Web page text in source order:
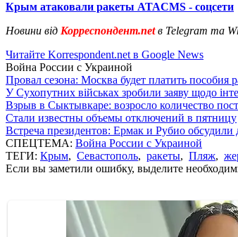
Крым атаковали ракеты ATACMS - соцсети
Новини від Корреспондент.netв Telegram та
Читайте Korrespondent.net в Google News
Война России с Украиной
Провал сезона: Москва будет платить пособия
У Сухопутних військах зробили заяву щодо
Взрыв в Сыктывкаре: возросло количество
Стали известны объемы отключений в пятницу
Встреча президентов: Ермак и Рубио обсудили
СПЕЦТЕМА: Война России с Украиной
ТЕГИ: Крым, Севастополь, ракеты, Пляж,
Если вы заметили ошибку, выделите